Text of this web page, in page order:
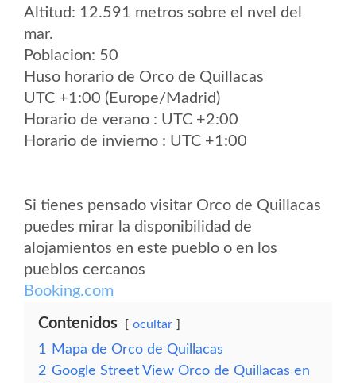
Altitud: 12.591 metros sobre el nvel del
mar.
Poblacion: 50
Huso horario de Orco de Quillacas
UTC +1:00 (Europe/Madrid)
Horario de verano : UTC +2:00
Horario de invierno : UTC +1:00
Si tienes pensado visitar Orco de Quillacas
puedes mirar la disponibilidad de
alojamientos en este pueblo o en los
pueblos cercanos
Booking.com
Contenidos ocultar
1
Mapa de Orco de Quillacas
2 Google Street View Orco de Quillacas en